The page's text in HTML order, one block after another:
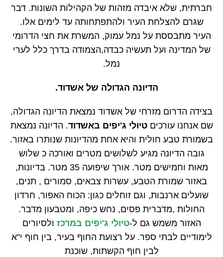
חברתית, שלא איבדה מזהות של הקהילות השונות. דבר
שגרם להצלחת העיר ולהתפתחותה עד לימים אלו.
העיר מתבססת על נמל עמוק, המשרת את חצי הדרומי
של המדינה ועל תעשיה כבדה,הצמודה בדרך כלל לערי
נמל.
הדיונה הגדולה של אשדוד.
בצידה הדרום מזרחי של אשדוד נמצאת הדיונה הגדולה,
שם אנחנו עורכיםטיולי ג'יפים באשדוד. הדיונה נמצאת
בשמורת טבע חולית והיא אחת מהדיונות שנותרו באזור.
גובה הדיונה מגיע לשלושים מטרים ואורכה כ שלוש
מאות וחמישים מטר. אורך שיפועה 35 מטר. בדיונות,
באזור שמורת הטבע, עשרות צבאים, סמורים , תנים,
שועלים ארנבות, וגם זוחלים כגון: הכוח האפור, חרדון
החולות ,מדברית פסים, נחש כיפה, ומטבעון מדבר.
האזור משמש גם ל-טיולי ג'יפים במרכז ולסיורים
לימודיים לבתי ספר. על רצועת החוף בעיר, בין חוף י"א
לבין חוף הקשתות, שוכנת